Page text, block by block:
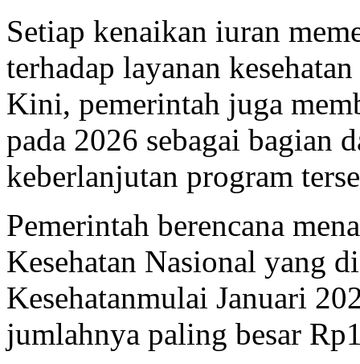
Setiap kenaikan iuran
terhadap layanan
Kini, pemerintah juga
pada 2026 sebagai bagian
keberlanjutan program
Pemerintah berencana
Kesehatan Nasional yang
Kesehatanmulai Januari
jumlahnya paling besar